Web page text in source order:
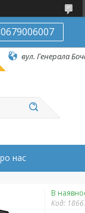
вул. Генерала
нас
В
Код: